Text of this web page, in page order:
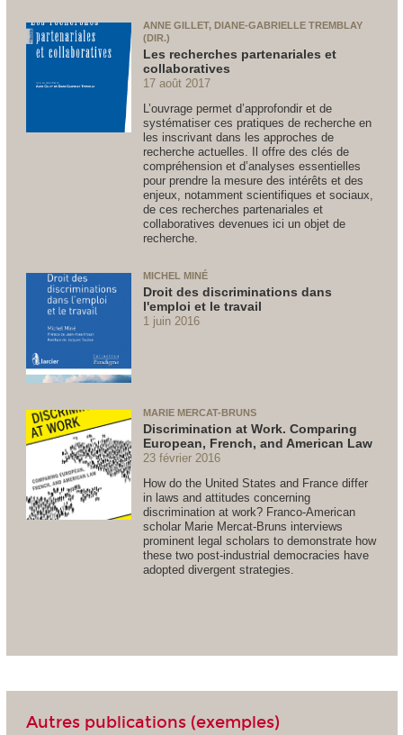
ANNE GILLET, DIANE-GABRIELLE TREMBLAY
(DIR.)
Les recherches partenariales et
collaboratives
17 août 2017
L’ouvrage permet d’approfondir et de
systématiser ces pratiques de recherche en
les inscrivant dans les approches de
recherche actuelles. Il offre des clés de
compréhension et d’analyses essentielles
pour prendre la mesure des intérêts et des
enjeux, notamment scientifiques et sociaux,
de ces recherches partenariales et
collaboratives devenues ici un objet de
recherche.
MICHEL MINÉ
Droit des discriminations dans
l'emploi et le travail
1 juin 2016
MARIE MERCAT-BRUNS
Discrimination at Work. Comparing
European, French, and American Law
23 février 2016
How do the United States and France differ
in laws and attitudes concerning
discrimination at work? Franco-American
scholar Marie Mercat-Bruns interviews
prominent legal scholars to demonstrate how
these two post-industrial democracies have
adopted divergent strategies.
Autres publications (exemples)